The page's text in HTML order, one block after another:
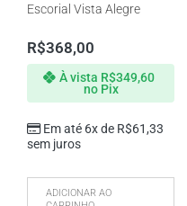
Escorial Vista Alegre
R$368,00
Em até 6x de R$61,33
sem juros
À vista R$349,60
no Pix
ADICIONAR AO